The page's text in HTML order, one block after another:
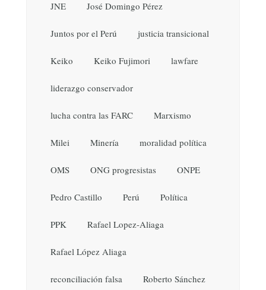
JNE José Domingo Pérez
Juntos por el Perú justicia transicional
Keiko Keiko Fujimori lawfare
liderazgo conservador
lucha contra las FARC Marxismo
Milei Minería moralidad política
OMS ONG progresistas ONPE
Pedro Castillo Perú Política
PPK Rafael Lopez-Aliaga
Rafael López Aliaga
reconciliación falsa Roberto Sánchez